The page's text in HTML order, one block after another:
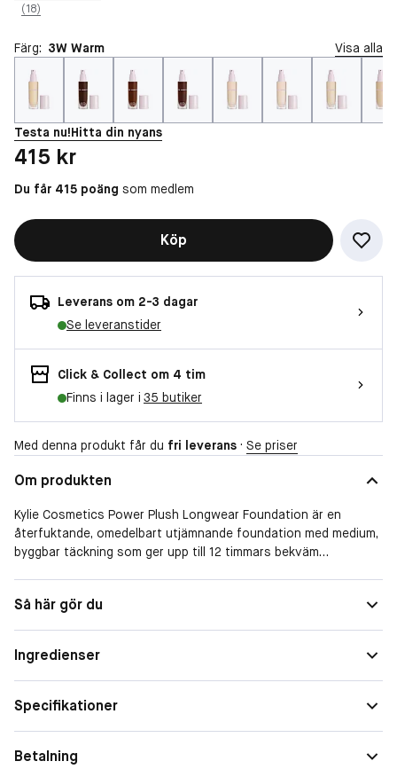
(18)
Färg: 3W Warm Visa alla
Testa nu!Hitta din nyans
Pris: 415 kr
415 kr
Du får 415 poäng som medlem
Köp
Leverans om 2-3 dagar
Se leveranstider
Click & Collect om 4 tim
Finns i lager i 35 butiker
Med denna produkt får du fri leverans · Se priser
Om produkten
Kylie Cosmetics Power Plush Longwear Foundation är en
återfuktande, omedelbart utjämnande foundation med medium,
byggbar täckning som ger upp till 12 timmars bekväm
som suddar ut fina linjer, porer och textur. .Den ger en mjuk,
dämpad känsla med en luftborstad satinfinish som inte är för
Så här gör du
Ingredienser
Specifikationer
Betalning